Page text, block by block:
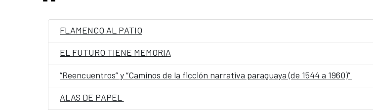
FLAMENCO AL PATIO
EL FUTURO TIENE MEMORIA
“Reencuentros” y “Caminos de la ficción narrativa paraguaya (de 1544 a 1960)”
ALAS DE PAPEL